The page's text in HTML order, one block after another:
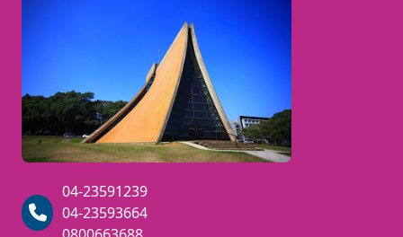
、漆畫創作-螺鈿：每週二，夜間
上課（7：20-10：00）共18週，美
術系館上課
C、 輕鬆做金工：每週二，下午上
課（7：20-09：40）共18週，美術
系館上課
D、色彩理論與應用(三) 風景色彩
的重返與再現
（7：20-09：40
04-23591239
04-23593664